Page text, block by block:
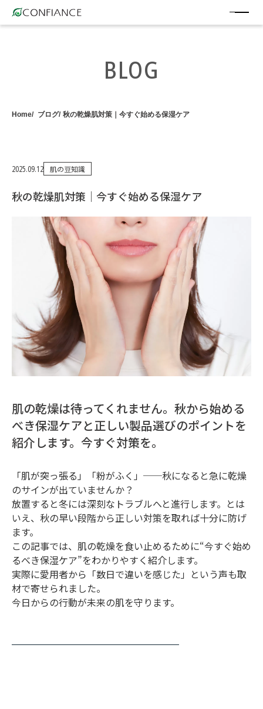
BLOG
Home ブログ 秋の乾燥肌対策｜今すぐ始める保湿ケア
2025.09.12 肌の豆知識
秋の乾燥肌対策｜今すぐ始める保湿ケア
肌の乾燥は待ってくれません。秋から始める
べき保湿ケアと正しい製品選びのポイントを
紹介します。今すぐ対策を。
「肌が突っ張る」「粉がふく」──秋になると急に乾燥
のサインが出ていませんか？
放置すると冬には深刻なトラブルへと進行します。とは
いえ、秋の早い段階から正しい対策を取れば十分に防げ
ます。
この記事では、肌の乾燥を食い止めるために“今すぐ始め
るべき保湿ケア”をわかりやすく紹介します。
実際に愛用者から「数日で違いを感じた」という声も取
材で寄せられました。
今日からの行動が未来の肌を守ります。